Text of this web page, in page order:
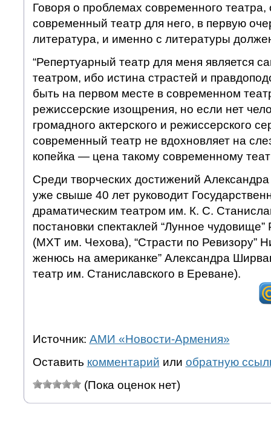
Говоря о проблемах современного театра,
современный театр для него, в первую
литература, и именно с литературы
“Репертуарный театр для меня является
театром, ибо истина страстей и
быть на первом месте в современном
режиссерские изощрения, но если нет
громадного актерского и режиссерского
современный театр не вдохновляет на
копейка — цена такому современному
Среди творческих достижений
уже свыше 40 лет руководит
драматическим театром им. К. С.
постановки спектаклей “Лунное
(МХТ им. Чехова), “Страсти по Ревизору”
женюсь на американке” Александра
театр им. Станиславского в Ереване).
Источник: АМИ «Новости-Армения»
Оставить комментарий или обратную
(Пока оценок нет)